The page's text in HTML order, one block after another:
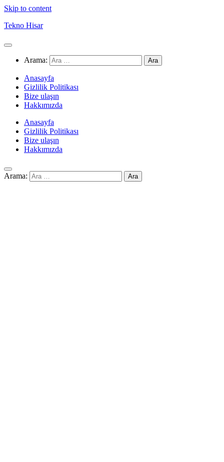
Skip to content
Tekno Hisar
Arama:
Anasayfa
Gizlilik Politikası
Bize ulaşın
Hakkımızda
Anasayfa
Gizlilik Politikası
Bize ulaşın
Hakkımızda
Arama: